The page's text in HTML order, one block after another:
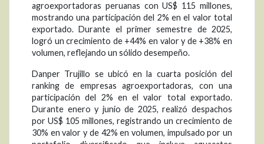
agroexportadoras peruanas con US$ 115 millones,
mostrando una participación del 2% en el valor total
exportado. Durante el primer semestre de 2025,
logró un crecimiento de +44% en valor y de +38% en
volumen, reflejando un sólido desempeño.
Danper Trujillo se ubicó en la cuarta posición del
ranking de empresas agroexportadoras, con una
participación del 2% en el valor total exportado.
Durante enero y junio de 2025, realizó despachos
por US$ 105 millones, registrando un crecimiento de
30% en valor y de 42% en volumen, impulsado por un